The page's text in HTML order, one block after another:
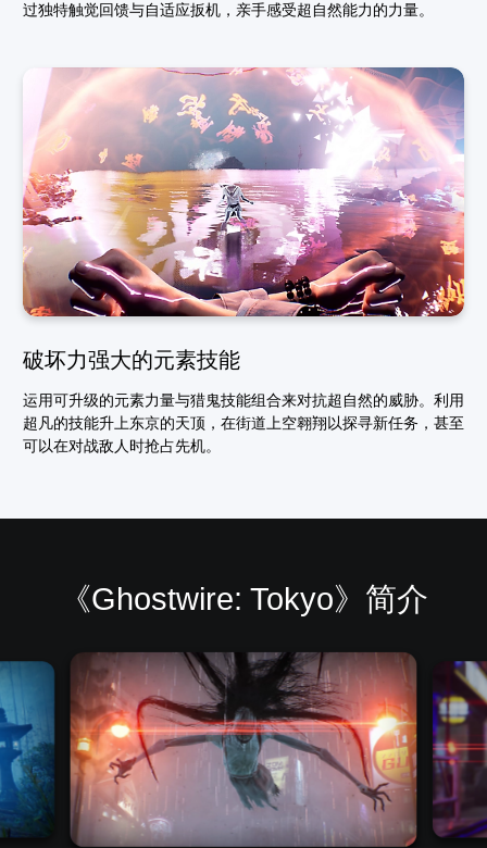
过独特触觉回馈与自适应扳机，亲手感受超自然能力的力量。
破坏力强大的元素技能
运用可升级的元素力量与猎鬼技能组合来对抗超自然的威胁。利用
超凡的技能升上东京的天顶，在街道上空翱翔以探寻新任务，甚至
可以在对战敌人时抢占先机。
《Ghostwire: Tokyo》简介